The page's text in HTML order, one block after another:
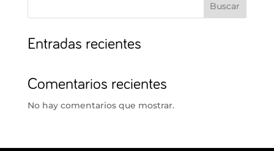
Buscar
Entradas recientes
Comentarios recientes
No hay comentarios que mostrar.